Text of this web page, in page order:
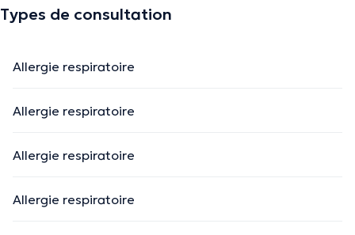
Types de consultation
Allergie respiratoire
Allergie respiratoire
Allergie respiratoire
Allergie respiratoire